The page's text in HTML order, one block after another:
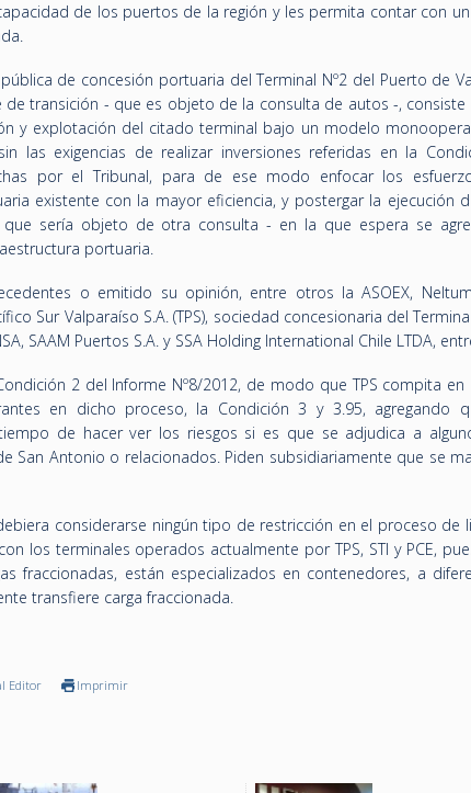
de los puertos de la región y les permita contar con
de concesión portuaria del Terminal Nº2 del Puerto de
transición - que es objeto de la consulta de autos -, consiste
y explotación del citado terminal bajo un modelo
las exigencias de realizar inversiones referidas en la
por el Tribunal, para de ese modo enfocar los
existente con la mayor eficiencia, y postergar la ejecución
sería objeto de otra consulta - en la que espera se
portuaria.
o emitido su opinión, entre otros la ASOEX,
Sur Valparaíso S.A. (TPS), sociedad concesionaria del
SAAM Puertos S.A. y SSA Holding International Chile LTDA,
2 del Informe Nº8/2012, de modo que TPS compita en
en dicho proceso, la Condición 3 y 3.95, agregando
de hacer ver los riesgos si es que se adjudica a
San Antonio o relacionados. Piden subsidiariamente que se
considerarse ningún tipo de restricción en el proceso de
los terminales operados actualmente por TPS, STI y PCE,
fraccionadas, están especializados en contenedores, a
transfiere carga fraccionada.
Editor Imprimir